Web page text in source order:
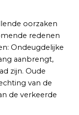
oorzaken
redenen
Ondeugdelijke
aanbrengt,
zijn. Oude
van de
de verkeerde